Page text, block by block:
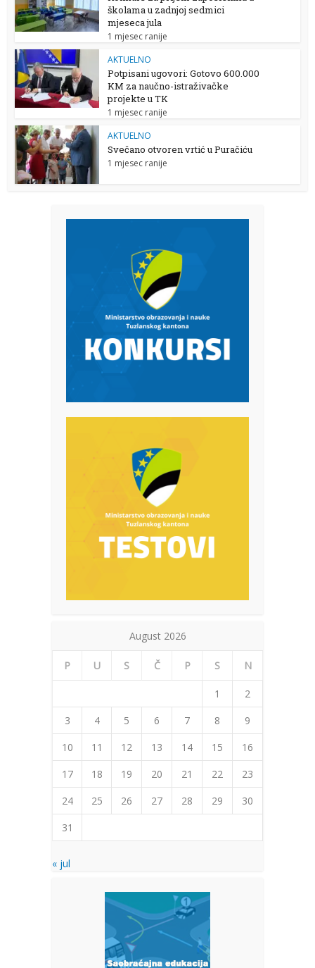
školama u zadnjoj sedmici
mjeseca jula
1 mjesec ranije
AKTUELNO
Potpisani ugovori: Gotovo 600.000
KM za naučno-istraživačke
projekte u TK
1 mjesec ranije
AKTUELNO
Svečano otvoren vrtić u Puračiću
1 mjesec ranije
August 2026
P U S Č P S N
1
2
3
4 5 6 7 8
9
10
11 12 13 14 15
16
17
18 19 20 21 22
23
24
25 26 27 28 29
30
31
« jul